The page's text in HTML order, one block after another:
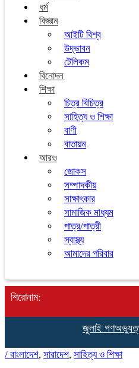
ধর্ম
বিজ্ঞান
আইটি বিশ্ব
উদ্ভাবন
টেলিকম
বিনোদন
শিক্ষা
চিত্র বিচিত্র
সাহিত্য ও শিক্ষা
বাণী
বাতায়ন
আরও
জোকস
সম্পাদকীয়
সাক্ষাৎকার
সামাজিক মাধ্যম
পাত্র/পাত্রী
স্বাস্থ্য
আমাদের পরিবার
শিরোনাম:
জুলাই
/ বাংলাদেশ, সারাদেশ, সাহিত্য ও শিক্ষা